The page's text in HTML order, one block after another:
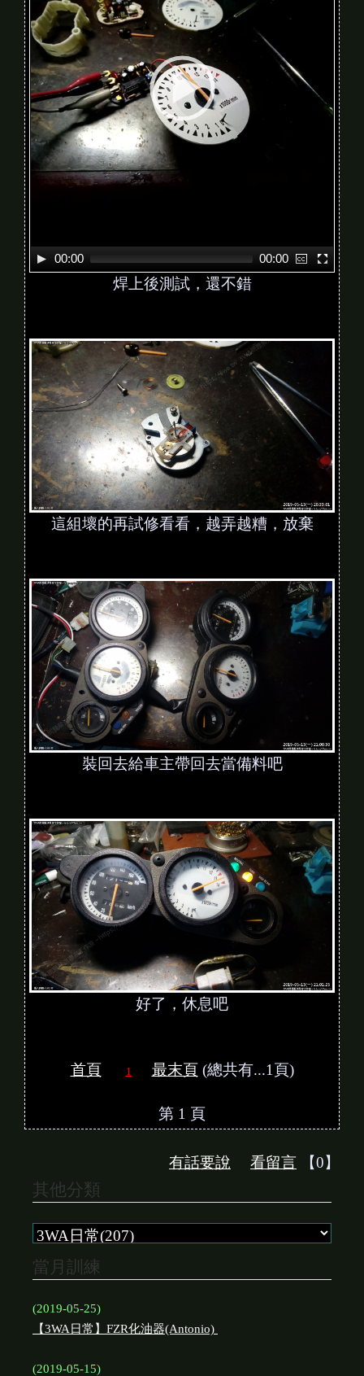
o
P
a
y
e
r
00:00 00:00
焊上後測試，還不錯
這組壞的再試修看看，越弄越糟，放棄
裝回去給車主帶回去當備料吧
好了，休息吧
首頁 1 最末頁(總共有...1頁)
第 1 頁
有話要說 看留言 【0】
其他分類
當月訓練
(2019-05-25)
【3WA日常】FZR化油器(Antonio)
(2019-05-15)